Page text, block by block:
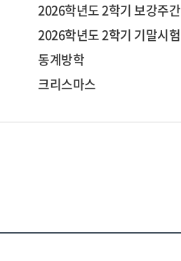
2026학년도 2학기 보강주간
2026학년도 2학기 기말시험
동계방학
크리스마스